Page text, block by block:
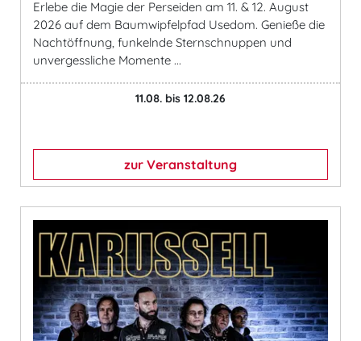
Erlebe die Magie der Perseiden am 11. & 12. August
2026 auf dem Baumwipfelpfad Usedom. Genieße die
Nachtöffnung, funkelnde Sternschnuppen und
unvergessliche Momente ...
11.08. bis 12.08.26
zur Veranstaltung